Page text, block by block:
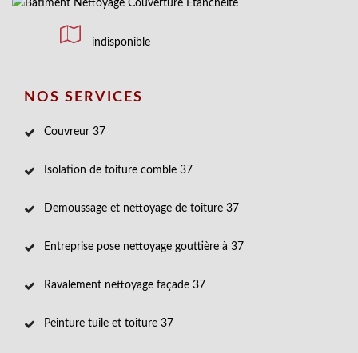
indisponible
NOS SERVICES
Couvreur 37
Isolation de toiture comble 37
Demoussage et nettoyage de toiture 37
Entreprise pose nettoyage gouttière à 37
Ravalement nettoyage façade 37
Peinture tuile et toiture 37